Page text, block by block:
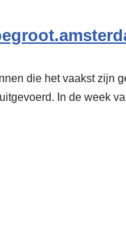
die het vaakst zijn
In de week